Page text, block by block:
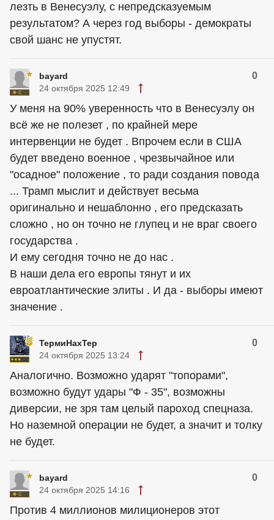
лезть в Венесуэлу, с непредсказуемым
результатом? А через год выборы - демократы
свой шанс не упустят.
bayard 0
24 октября 2025 12:49
У меня на 90% уверенность что в Венесуэлу он
всё же не полезет , по крайней мере
интервенции не будет . Впрочем если в США
будет введено военное , чрезвычайное или
"осадное" положение , то ради создания повода
... Трамп мыслит и действует весьма
оригинально и нешаблонно , его предсказать
сложно , но он точно не глупец и не враг своего
государства .
И ему сегодня точно не до нас .
В наши дела его европы тянут и их
евроатлантические элиты . И да - выборы имеют
значение .
ТермиНахТер 0
24 октября 2025 13:24
Аналогично. Возможно ударят "топорами",
возможно будут удары "Ф - 35", возможны
диверсии, не зря там целый пароход спецназа.
Но наземной операции не будет, а значит и толку
не будет.
bayard 0
24 октября 2025 14:16
Против 4 миллионов милиционеров этот